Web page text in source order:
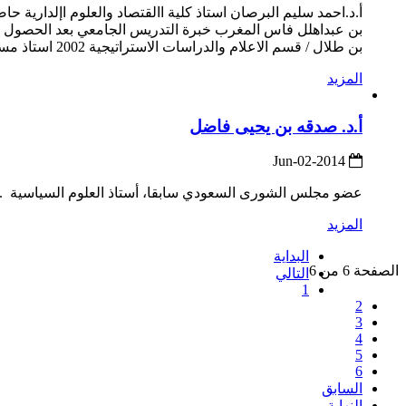
بن طلال / قسم الاعلام والدراسات الاستراتيجية 2002 استاذ مساعد جامعة العلوم التطبيقية / قسم العلوم السياسية ...
المزيد
أ.د. صدقه بن يحيى فاضل
عضو مجلس الشورى السعودي سابقا، أستاذ العلوم السياسية
المزيد
الصفحة 6 من 6
البداية
التالي
1
2
3
4
5
6
السابق